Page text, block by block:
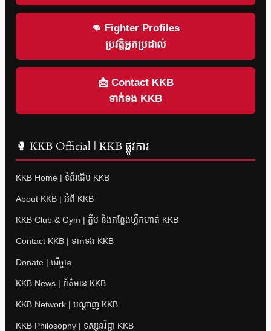
👊 Fighter Profiles
ប្រវត្តិអ្នកប្រដាល់
📩 Contact KKB
ទាក់ទង KKB
🥊 KKB Official | KKB ផ្លូវការ
KKB Home | ទំព័រដើម KKB
About KKB | អំពី KKB
KKB Club & Gym | ក្លឹប និងកន្លែងហ្វឹកហាត់ KKB
Contact KKB | ទាក់ទង KKB
Donate | បរិច្ចាគ
KKB News | ព័ត៌មាន KKB
KKB Network | បណ្តាញ KKB
KKB Philosophy | ទស្សនវិជ្ជា KKB